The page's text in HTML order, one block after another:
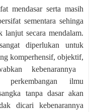
mendasar serta masih
sementara sehinga
lanjut secara mendalam.
diperlukan untuk
komperhensif, objektif,
kebenarannya
perkembangan ilmu
tanpa dasarakan
dicari kebenarannya